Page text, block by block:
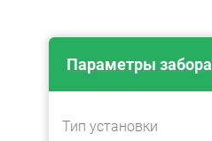
Параметры забора
Тип установки